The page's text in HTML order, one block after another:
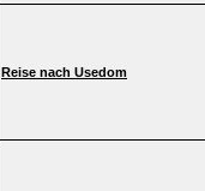
Reise nach Usedom